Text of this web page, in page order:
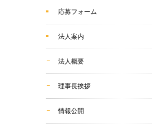
応募フォーム
法人案内
法人概要
理事長挨拶
情報公開